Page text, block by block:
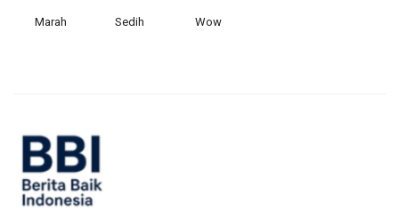
Marah Sedih Wow